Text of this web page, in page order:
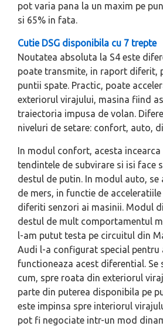
pot varia pana la un maxim pe
si 65% in fata.
Cutie DSG disponibila cu 7 trepte
Noutatea absoluta la S4 este
poate transmite, in raport diferit,
puntii spate. Practic, poate
exteriorul virajului, masina fiind
traiectoria impusa de volan.
niveluri de setare: confort, auto,
In modul confort, acesta incearca
tendintele de subvirare si isi face
destul de putin. In modul auto, se
de mers, in functie de
diferiti senzori ai masinii. Modul
destul de mult comportamentul
l-am putut testa pe circuitul din
Audi l-a configurat special pentru
functioneaza acest diferential. Se
cum, spre roata din exteriorul
parte din puterea disponibila pe
este impinsa spre interiorul
pot fi negociate intr-un mod